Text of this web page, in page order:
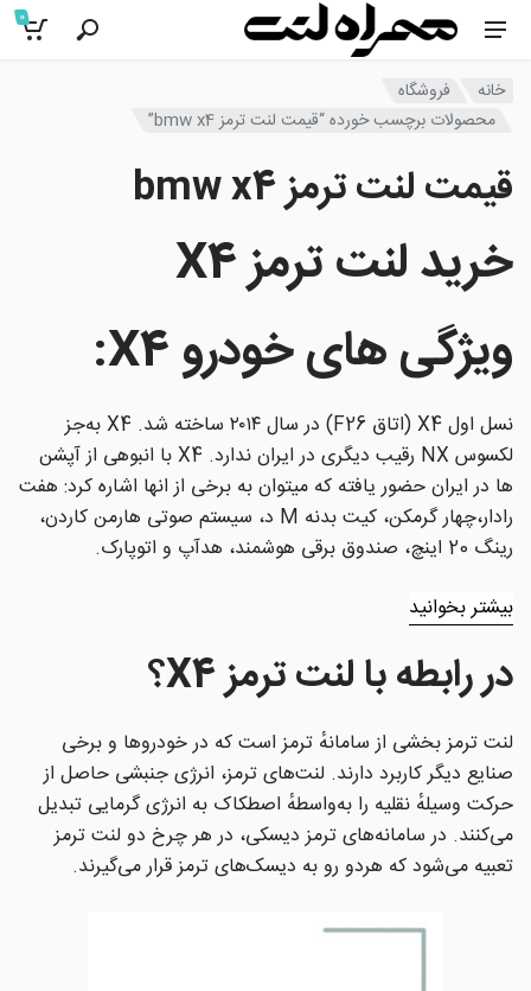
0
خانه
فروشگاه
محصولات برچسب خورده “قیمت لنت ترمز bmw x4”
قیمت لنت ترمز bmw x4
خرید لنت ترمز X4
ویژگی های خودرو X4
:
نسل اول X4 (اتاق F26) در سال ۲۰۱۴ ساخته شد. X4 به‌جز
لکسوس NX رقیب دیگری در ایران ندارد. X4 با انبوهی از آپشن
ها در ایران حضور یافته که میتوان به برخی از انها اشاره کرد: هفت
رادار،چهار گرمکن، کیت بدنه M د، سیستم صوتی هارمن کاردن،
رینگ 20 اینچ، صندوق برقی هوشمند، هدآپ و اتوپارک.
بیشتر بخوانید
در رابطه با لنت ترمز X4؟
لنت ترمز بخشی از سامانهٔ ترمز است که در خودروها و برخی
صنایع دیگر کاربرد دارند. لنت‌های ترمز، انرژی جنبشی حاصل از
حرکت وسیلهٔ نقلیه را به‌واسطهٔ اصطکاک به انرژی گرمایی تبدیل
می‌کنند. در سامانه‌های ترمز دیسکی، در هر چرخ دو لنت ترمز
تعبیه می‌شود که هردو رو به دیسک‌های ترمز قرار می‌گیرند.